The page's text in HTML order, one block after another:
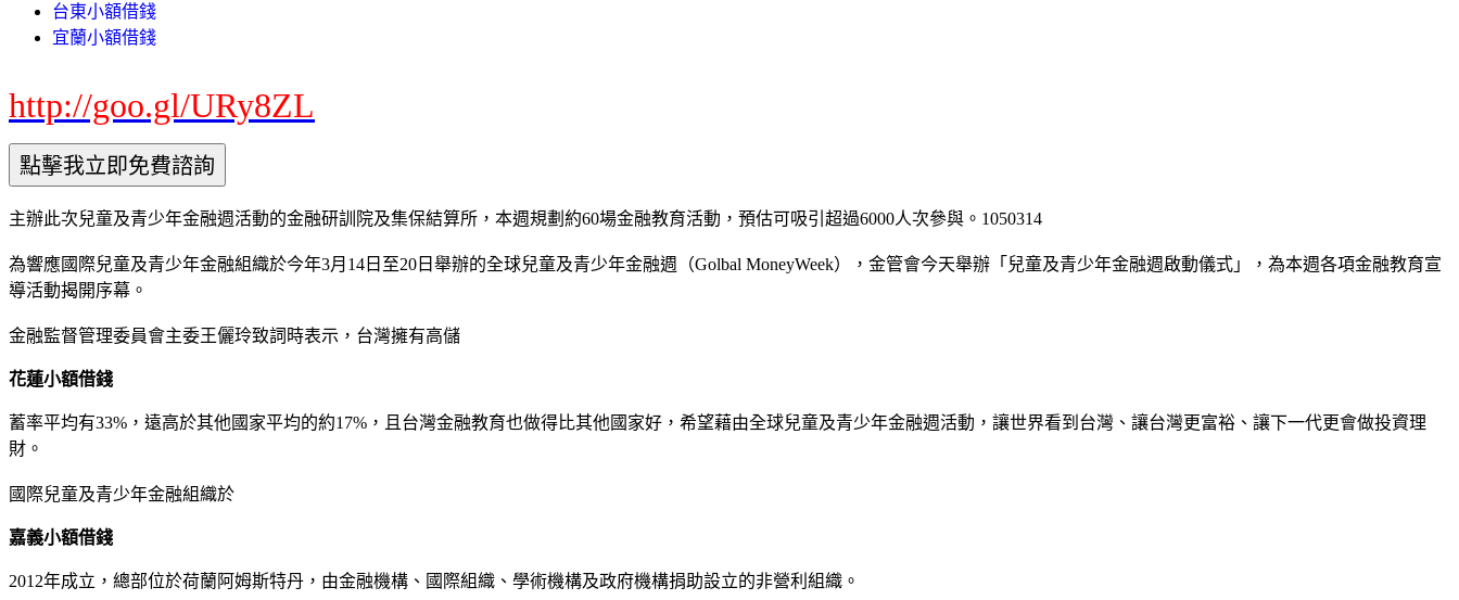
台東小額借錢
宜蘭小額借錢
http://goo.gl/URy8ZL
主辦此次兒童及青少年金融週活動的金融研訓院及集保結算所，本週規劃約60場金融教育活動，預估可吸引超過6000人次參與。1050314
為響應國際兒童及青少年金融組織於今年3月14日至20日舉辦的全球兒童及青少年金融週（Golbal MoneyWeek），金管會今天舉辦「兒童及青少年金融週啟動儀式」，為本週各項金融教育宣
導活動揭開序幕。
金融監督管理委員會主委王儷玲致詞時表示，台灣擁有高儲
花蓮小額借錢
蓄率平均有33%，遠高於其他國家平均的約17%，且台灣金融教育也做得比其他國家好，希望藉由全球兒童及青少年金融週活動，讓世界看到台灣、讓台灣更富裕、讓下一代更會做投資理
財。
國際兒童及青少年金融組織於
嘉義小額借錢
2012年成立，總部位於荷蘭阿姆斯特丹，由金融機構、國際組織、學術機構及政府機構捐助設立的非營利組織。